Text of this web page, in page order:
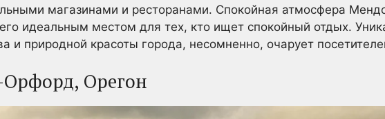
магазинами и ресторанами. Спокойная атмосфера
идеальным местом для тех, кто ищет спокойный отдых.
и природной красоты города, несомненно, очарует
Орегон